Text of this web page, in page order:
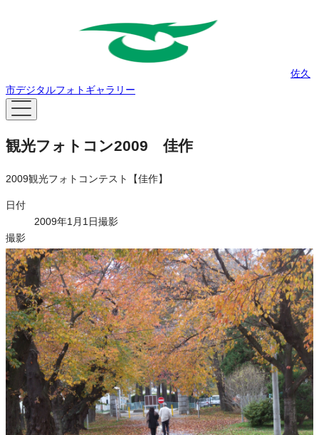
佐久
市デジタルフォトギャラリー
観光フォトコン2009 佳作
2009観光フォトコンテスト【佳作】
日付
2009年1月1日撮影
撮影
荒井淳一
タグ
自然 紅葉
ライセンス
All rights Reserved
ライセンスの内容を確認する
JSON-LD出力
ダウンロード